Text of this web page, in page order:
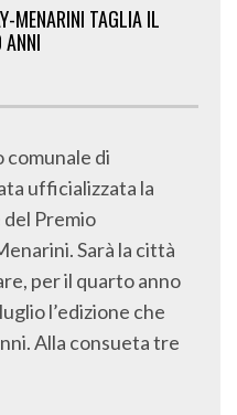
MENARINI TAGLIA IL
comunale di
ufficializzata la
Premio
Sarà la città
per il quarto anno
l’edizione che
Alla consueta tre